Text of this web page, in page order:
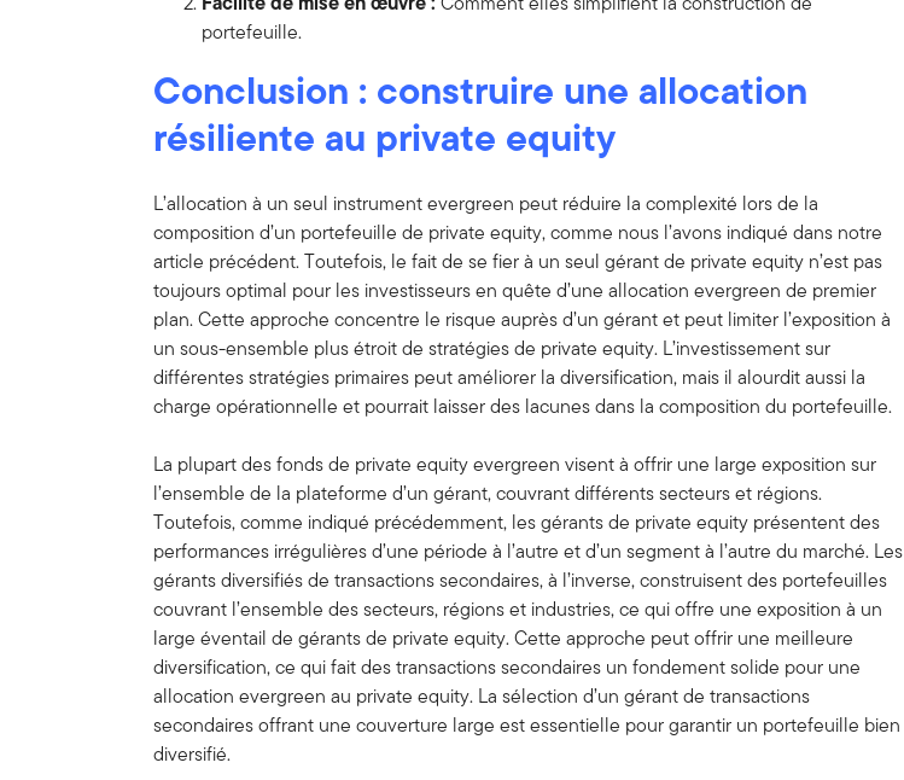
portefeuille.
Conclusion : construire une allocation
résiliente au private equity
L’allocation à un seul instrument evergreen peut réduire la complexité lors de la
composition d’un portefeuille de private equity, comme nous l’avons indiqué dans notre
article précédent. Toutefois, le fait de se fier à un seul gérant de private equity n’est pas
toujours optimal pour les investisseurs en quête d’une allocation evergreen de premier
plan. Cette approche concentre le risque auprès d’un gérant et peut limiter l’exposition à
un sous-ensemble plus étroit de stratégies de private equity. L’investissement sur
différentes stratégies primaires peut améliorer la diversification, mais il alourdit aussi la
charge opérationnelle et pourrait laisser des lacunes dans la composition du portefeuille.
La plupart des fonds de private equity evergreen visent à offrir une large exposition sur
l’ensemble de la plateforme d’un gérant, couvrant différents secteurs et régions.
Toutefois, comme indiqué précédemment, les gérants de private equity présentent des
performances irrégulières d’une période à l’autre et d’un segment à l’autre du marché. Les
gérants diversifiés de transactions secondaires, à l’inverse, construisent des portefeuilles
couvrant l’ensemble des secteurs, régions et industries, ce qui offre une exposition à un
large éventail de gérants de private equity. Cette approche peut offrir une meilleure
diversification, ce qui fait des transactions secondaires un fondement solide pour une
allocation evergreen au private equity. La sélection d’un gérant de transactions
secondaires offrant une couverture large est essentielle pour garantir un portefeuille bien
diversifié.